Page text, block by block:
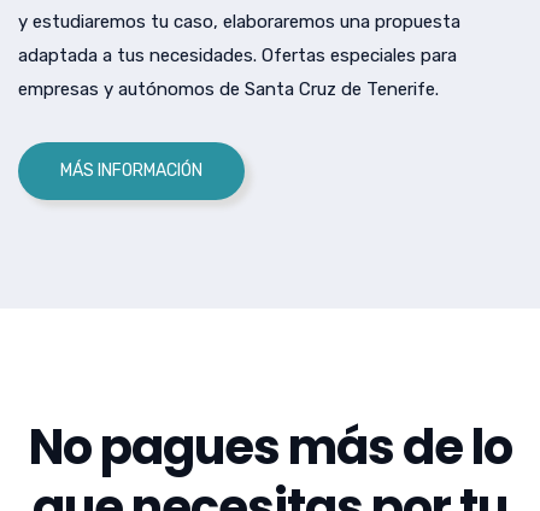
y estudiaremos tu caso, elaboraremos una propuesta
adaptada a tus necesidades. Ofertas especiales para
empresas y autónomos de Santa Cruz de Tenerife.
MÁS INFORMACIÓN
No pagues más de lo